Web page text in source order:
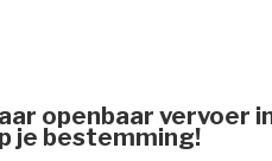
openbaar vervoer
je bestemming!